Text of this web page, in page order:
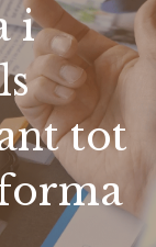
i
tot